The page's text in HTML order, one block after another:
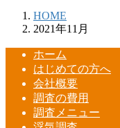
HOME
2021年11月
ホーム
はじめての方へ
会社概要
調査の費用
調査メニュー